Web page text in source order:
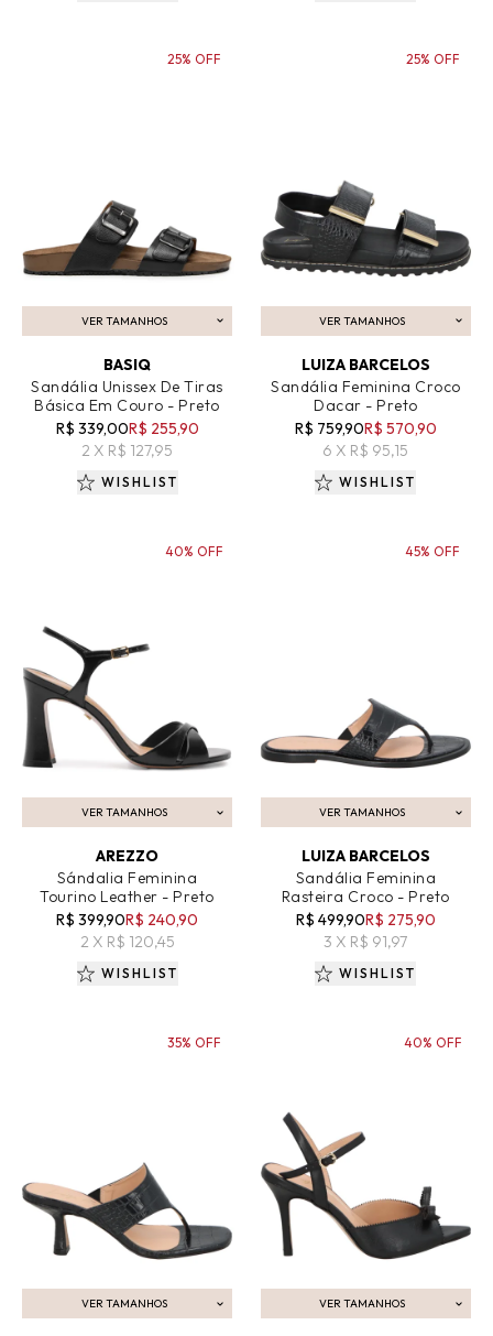
VER TAMANHOS
ADICIONAR AO CARRINHO
BASIQ
Sandália Unissex De Tiras
Básica Em Couro - Preto
R$ 339,00R$ 255,90
2 X R$ 127,95
25% OFF
WISHLIST
VER TAMANHOS
ADICIONAR AO CARRINHO
LUIZA BARCELOS
Sandália Feminina Croco
Dacar - Preto
R$ 759,90R$ 570,90
6 X R$ 95,15
25% OFF
WISHLIST
VER TAMANHOS
ADICIONAR AO CARRINHO
AREZZO
Sándalia Feminina
Tourino Leather - Preto
R$ 399,90R$ 240,90
2 X R$ 120,45
40% OFF
WISHLIST
VER TAMANHOS
ADICIONAR AO CARRINHO
LUIZA BARCELOS
Sandália Feminina
Rasteira Croco - Preto
R$ 499,90R$ 275,90
3 X R$ 91,97
45% OFF
WISHLIST
VER TAMANHOS
ADICIONAR AO CARRINHO
35% OFF
VER TAMANHOS
ADICIONAR AO CARRINHO
40% OFF